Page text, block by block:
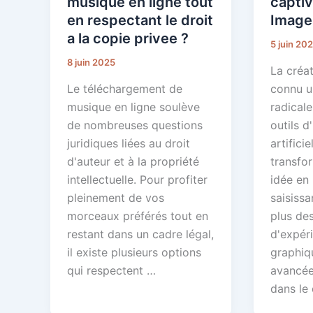
en respectant le droit
a la copie privee ?
8 juin 2025
Le téléchargement de
musique en ligne soulève
de nombreuses questions
juridiques liées au droit
d'auteur et à la propriété
intellectuelle. Pour profiter
pleinement de vos
morceaux préférés tout en
restant dans un cadre légal,
il existe plusieurs options
qui respectent …
5 juin
La
connu
outils
idée en
plus
dans le